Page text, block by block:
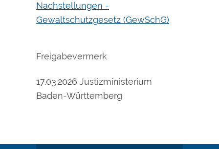
Nachstellungen -
Gewaltschutzgesetz (GewSchG)
Freigabevermerk
17.03.2026 Justizministerium
Baden-Württemberg